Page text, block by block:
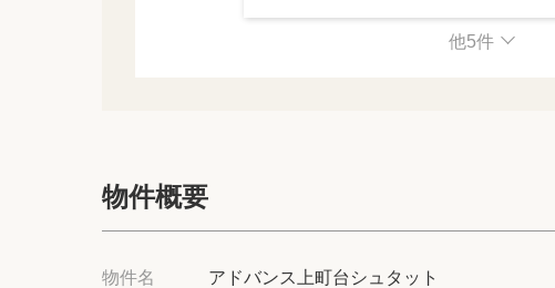
他5件
物件概要
物件名
アドバンス上町台シュタット